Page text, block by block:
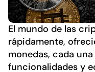
El mundo de las
rápidamente,
monedas, cada
funcionalidades y